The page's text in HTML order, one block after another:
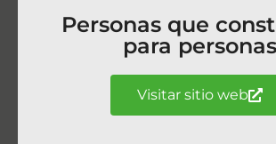
Personas que
para personas
Visitar sitio web